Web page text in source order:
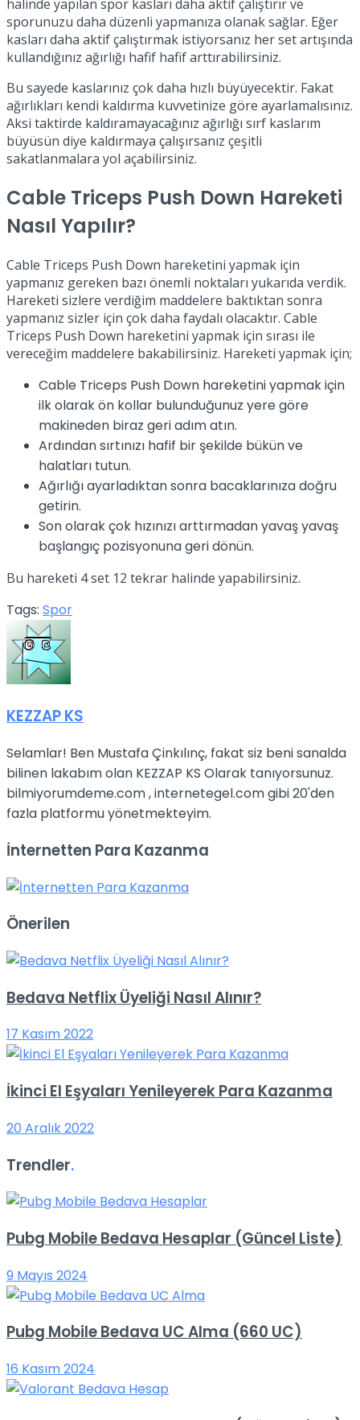
halinde yapılan spor kasları daha aktif çalıştırır ve
sporunuzu daha düzenli yapmanıza olanak sağlar. Eğer
kasları daha aktif çalıştırmak istiyorsanız her set artışında
kullandığınız ağırlığı hafif hafif arttırabilirsiniz.
Bu sayede kaslarınız çok daha hızlı büyüyecektir. Fakat
ağırlıkları kendi kaldırma kuvvetinize göre ayarlamalısınız.
Aksi taktirde kaldıramayacağınız ağırlığı sırf kaslarım
büyüsün diye kaldırmaya çalışırsanız çeşitli
sakatlanmalara yol açabilirsiniz.
Cable Triceps Push Down Hareketi
Nasıl Yapılır?
Cable Triceps Push Down hareketini yapmak için
yapmanız gereken bazı önemli noktaları yukarıda verdik.
Hareketi sizlere verdiğim maddelere baktıktan sonra
yapmanız sizler için çok daha faydalı olacaktır. Cable
Triceps Push Down hareketini yapmak için sırası ile
vereceğim maddelere bakabilirsiniz. Hareketi yapmak için;
Cable Triceps Push Down hareketini yapmak için
ilk olarak ön kollar bulunduğunuz yere göre
makineden biraz geri adım atın.
Ardından sırtınızı hafif bir şekilde bükün ve
halatları tutun.
Ağırlığı ayarladıktan sonra bacaklarınıza doğru
getirin.
Son olarak çok hızınızı arttırmadan yavaş yavaş
başlangıç pozisyonuna geri dönün.
Bu hareketi 4 set 12 tekrar halinde yapabilirsiniz.
Tags: Spor
KEZZAP KS
Selamlar! Ben Mustafa Çinkılınç, fakat siz beni sanalda
bilinen lakabım olan KEZZAP KS Olarak tanıyorsunuz.
bilmiyorumdeme.com , internetegel.com gibi 20'den
fazla platformu yönetmekteyim.
İnternetten Para Kazanma
Önerilen
Bedava Netflix Üyeliği Nasıl Alınır?
17 Kasım 2022
İkinci El Eşyaları Yenileyerek Para Kazanma
20 Aralık 2022
Trendler.
Pubg Mobile Bedava Hesaplar (Güncel Liste)
9 Mayıs 2024
Pubg Mobile Bedava UC Alma (660 UC)
16 Kasım 2024